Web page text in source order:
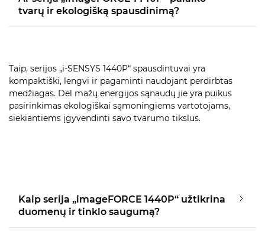
tvarų ir ekologišką spausdinimą?
Taip, serijos „i-SENSYS 1440P“ spausdintuvai yra
kompaktiški, lengvi ir pagaminti naudojant perdirbtas
medžiagas. Dėl mažų energijos sąnaudų jie yra puikus
pasirinkimas ekologiškai sąmoningiems vartotojams,
siekiantiems įgyvendinti savo tvarumo tikslus.
Kaip serija „imageFORCE 1440P“ užtikrina
duomenų ir tinklo saugumą?